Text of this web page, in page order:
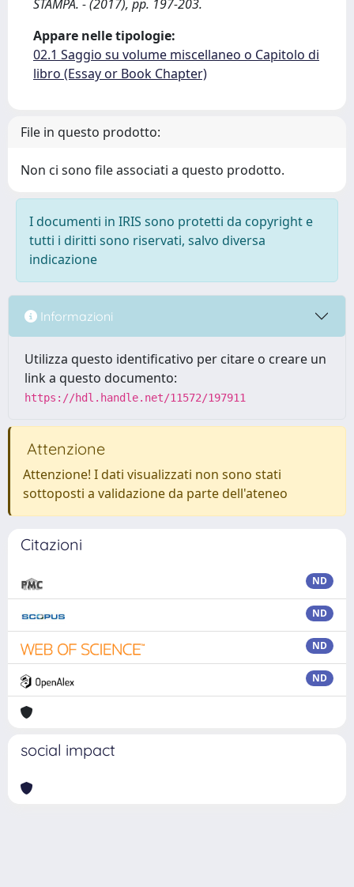
STAMPA. - (2017), pp. 197-203.
Appare nelle tipologie:
02.1 Saggio su volume miscellaneo o Capitolo di
libro (Essay or Book Chapter)
File in questo prodotto:
Non ci sono file associati a questo prodotto.
I documenti in IRIS sono protetti da copyright e
tutti i diritti sono riservati, salvo diversa
indicazione
Informazioni
Utilizza questo identificativo per citare o creare un
link a questo documento:
https://hdl.handle.net/11572/197911
Attenzione
Attenzione! I dati visualizzati non sono stati
sottoposti a validazione da parte dell'ateneo
Citazioni
ND
ND
ND
ND
social impact